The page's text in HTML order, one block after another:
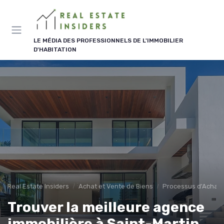
LE MÉDIA DES PROFESSIONNELS DE L'IMMOBILIER
D'HABITATION
Real Estate Insiders Achat et Vente de Biens Processus d'Achat
Trouver la meilleure agence